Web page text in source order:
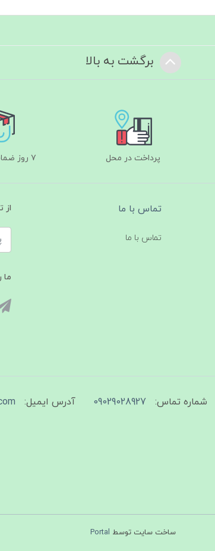
برگشت به بالا
پرداخت در محل ۷ روز ضمانت بازگشت
تماس با ما
تماس با ما
از
ما
شماره تماس: 09029028927 آدرس ایمیل:
ساخت سایت توسط Portal